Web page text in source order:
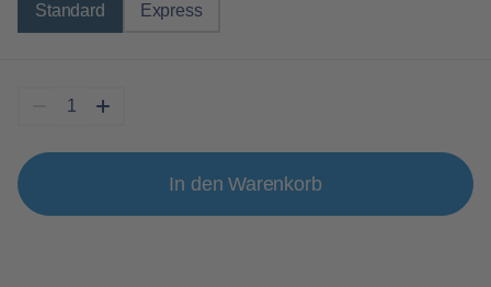
Standard Express
In den Warenkorb